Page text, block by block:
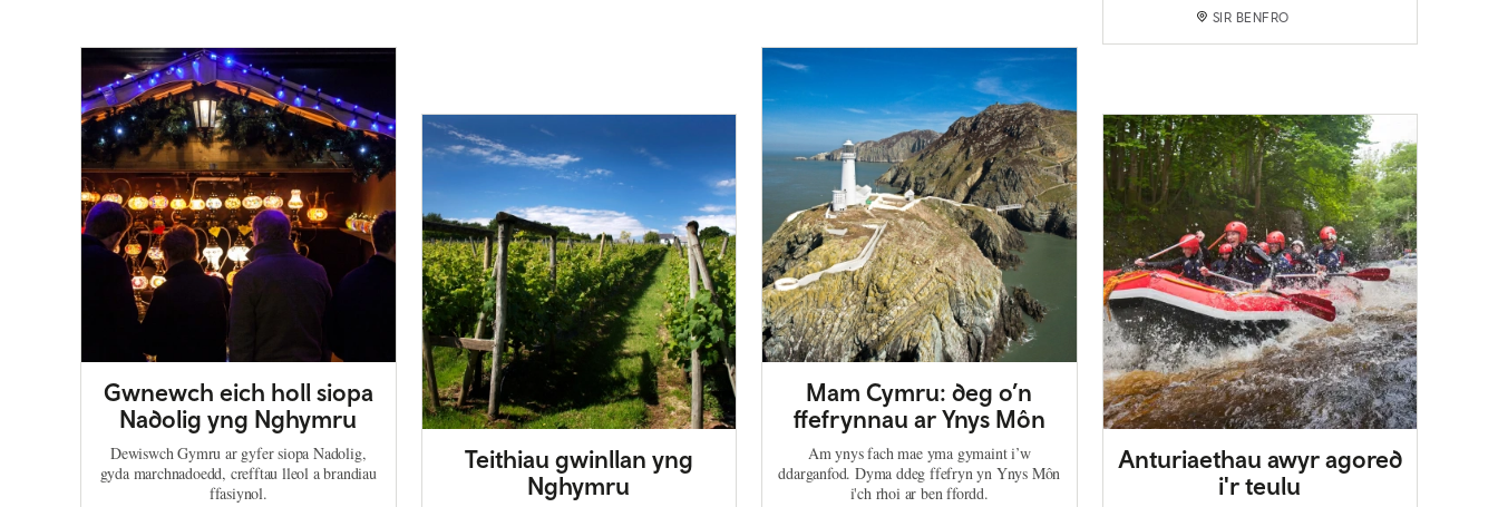
SIR BENFRO
Gwnewch eich holl siopa
Nadolig yng Nghymru
Dewiswch Gymru ar gyfer siopa Nadolig,
gyda marchnadoedd, crefftau lleol a brandiau
ffasiynol.
Teithiau gwinllan yng
Nghymru
Mam Cymru: deg o’n
ffefrynnau ar Ynys Môn
Am ynys fach mae yma gymaint i’w
ddarganfod. Dyma ddeg ffefryn yn Ynys Môn
i'ch rhoi ar ben ffordd.
Anturiaethau awyr agored
i'r teulu